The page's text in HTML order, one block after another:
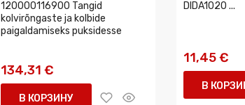
120000116900 Tangid
kolvirõngaste ja kolbide
paigaldamiseks puksidesse
134,31 €
В КОРЗИНУ
DIDA1020 ...
11,45 €
В